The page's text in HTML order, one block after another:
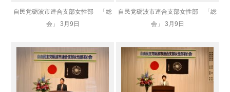
自民党砺波市連合支部女性部 「総
会」 3月9日
自民党砺波市連合支部女性部 「総
会」 3月9日